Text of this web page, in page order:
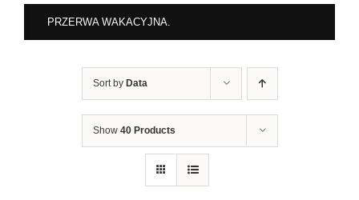
PRZERWA WAKACYJNA.
Sort by Data
Show 40 Products